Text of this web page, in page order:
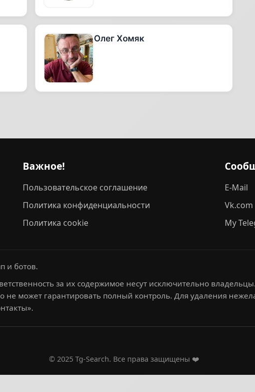
Олег Хомяк
Важное!
Пользовательское соглашение
Политика конфиденциальности
Политика cookie
E-Mail
Vk.com
My
и ботов.
за их содержимое несут исключительно
не может гарантировать полный контроль. Для удаления
© 2025 Tg-Search. Все права защищены ❤️